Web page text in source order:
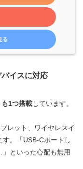
る
イスに対応
1つ搭載しています。
レット、ワイヤレスイ
。「USB-Cポートし
といった心配も無用